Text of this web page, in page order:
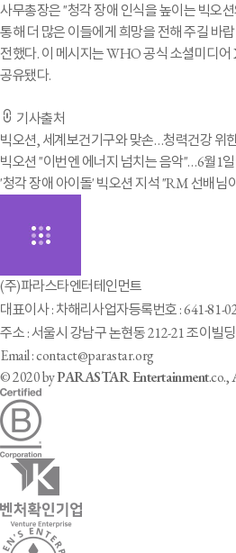
사무총장은 "청각 장애 인식을 높이는 빅오
통해 더 많은 이들에게 희망을 전해 주길 바
전했다. 이 메시지는 WHO 공식 소셜미디
공유됐다.
기사출처
빅오션, 세계보건기구와 맞손…청력건강 위
빅오션 "이번엔 에너지 넘치는 음악"…6월1일
'청각 장애 아이돌' 빅오션 지석 "RM 선배님
(주)파라스타엔터테인먼트
대표이사 : 차해리사업자등록번호 : 641-81-
주소 : 서울시 강남구 논현동 212-21 조이빌
Email : contact@parastar.org
© 2020 byPARASTAR Entertainment.co.,